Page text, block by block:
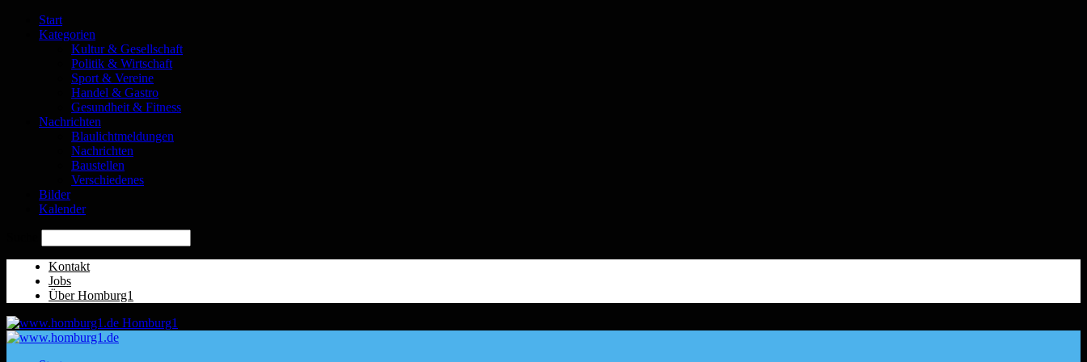
Start
Kategorien
Kultur & Gesellschaft
Politik & Wirtschaft
Sport & Vereine
Handel & Gastro
Gesundheit & Fitness
Nachrichten
Blaulichtmeldungen
Nachrichten
Baustellen
Verschiedenes
Bilder
Kalender
Kontakt
Jobs
Über Homburg1
Homburg1